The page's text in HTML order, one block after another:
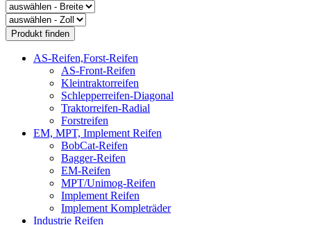
AS-Reifen,Forst-Reifen
AS-Front-Reifen
Kleintraktorreifen
Schlepperreifen-Diagonal
Traktorreifen-Radial
Forstreifen
EM, MPT, Implement Reifen
BobCat-Reifen
Bagger-Reifen
EM-Reifen
MPT/Unimog-Reifen
Implement Reifen
Implement Kompleträder
Industrie Reifen